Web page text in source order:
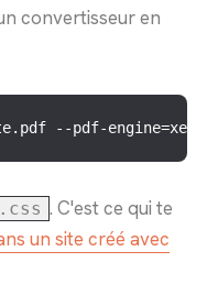
convertisseur en
--pdf-
. C'est ce qui te
un site créé avec